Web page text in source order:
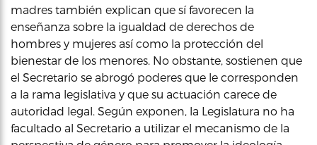
madres también explican que sí favorecen la
enseñanza sobre la igualdad de derechos de
hombres y mujeres así como la protección del
bienestar de los menores. No obstante, sostienen que
el Secretario se abrogó poderes que le corresponden
a la rama legislativa y que su actuación carece de
autoridad legal. Según exponen, la Legislatura no ha
facultado al Secretario a utilizar el mecanismo de la